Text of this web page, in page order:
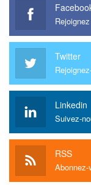
Twitter
Linkedin
Suivez-
RSS